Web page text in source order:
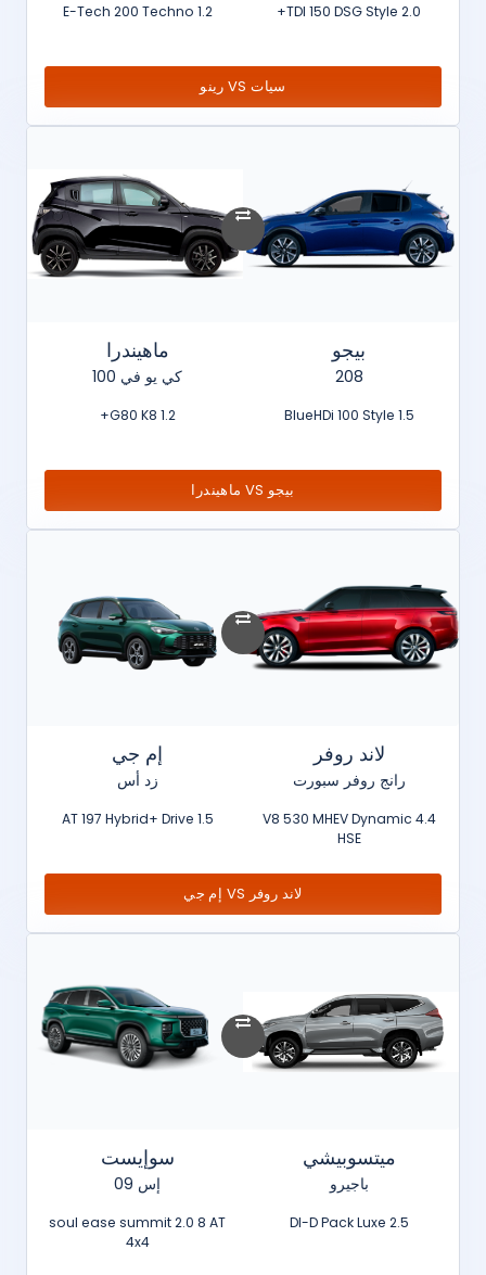
2.0 TDI 150 DSG Style+
1.2 E-Tech 200 Techno
سيات VS رينو
بيجو
208
1.5 BlueHDi 100 Style
ماهيندرا
كي يو في 100
1.2 G80 K8+
بيجو VS ماهيندرا
لاند روفر
رانج روفر سبورت
4.4 V8 530 MHEV Dynamic
HSE
إم جي
زد أس
1.5 AT 197 Hybrid+ Drive
لاند روفر VS إم جي
ميتسوبيشي
باجيرو
2.5 DI-D Pack Luxe
سوإيست
إس 09
soul ease summit 2.0 8 AT
4x4